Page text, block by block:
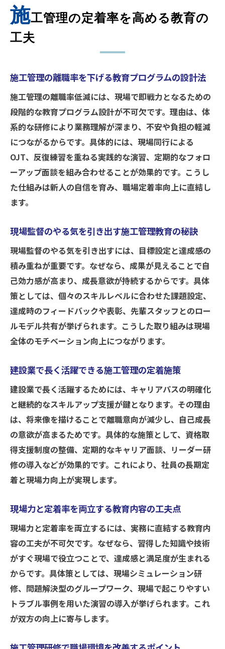
施工管理の定着率を高める教育の
工夫
施工管理の離職率を下げる教育プログラムの設計法
施工管理の離職率低減には、現場で即戦力となるための
段階的な教育プログラム設計が不可欠です。理由は、体
系的な研修により業務理解が深まり、不安や負担の軽減
につながるからです。具体的には、現場同行による
OJT、反復練習を重ねる実践的な演習、定期的なフォロ
ーアップ面談を組み合わせることが効果的です。こうし
た仕組みは新人の自信を育み、職場定着率向上に直結し
ます。
現場監督のやる気を引き出す施工管理教育の秘訣
現場監督のやる気を引き出すには、目標設定と達成感の
積み重ねが重要です。なぜなら、成果が見えることで自
己効力感が高まり、成長意欲が持続するからです。具体
策としては、個々のスキルレベルに合わせた課題設定、
達成時のフィードバックや表彰、先輩スタッフとのロー
ルモデル共有が挙げられます。こうした取り組みは現場
全体のモチベーション向上につながります。
建設業で長く活躍できる施工管理の定着施策
建設業で長く活躍するためには、キャリアパスの明確化
と継続的なスキルアップ支援が鍵となります。その理由
は、将来像を描けることで離職意向が減少し、自己成長
の意欲が高まるためです。具体的な施策として、資格取
得支援制度の整備、定期的なキャリア面談、リーダー研
修の導入などが効果的です。これにより、社員の長期定
着と現場力向上が実現します。
現場力と定着率を両立する教育内容の工夫点
現場力と定着率を両立するには、実務に直結する教育内
容の工夫が不可欠です。なぜなら、習得した知識や技術
がすぐ現場で役立つことで、達成感と満足度が生まれる
からです。具体策としては、現場シミュレーション研
修、問題解決型のグループワーク、現場で起こりやすい
トラブル事例を用いた演習の導入が挙げられます。これ
が双方の向上に寄与します。